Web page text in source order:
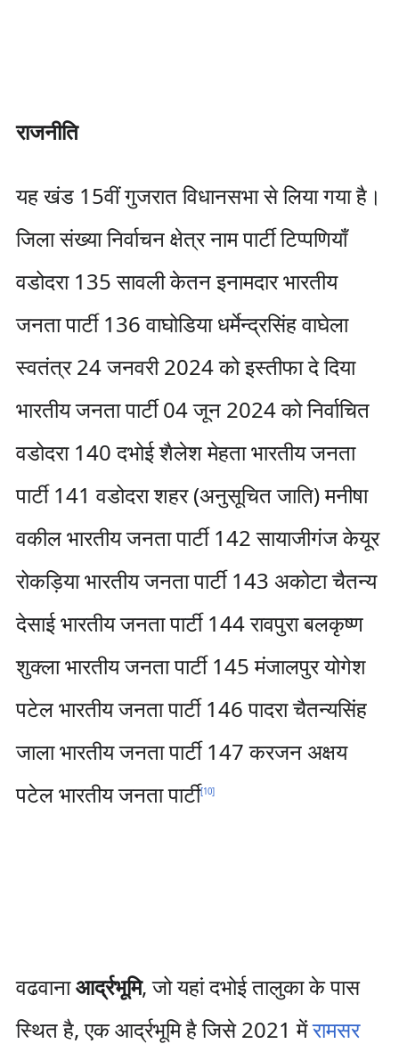
राजनीति
यह खंड 15वीं गुजरात विधानसभा से लिया गया है।
जिला संख्या निर्वाचन क्षेत्र नाम पार्टी टिप्पणियाँ
वडोदरा 135 सावली केतन इनामदार भारतीय
जनता पार्टी 136 वाघोडिया धर्मेन्द्रसिंह वाघेला
स्वतंत्र 24 जनवरी 2024 को इस्तीफा दे दिया
भारतीय जनता पार्टी 04 जून 2024 को निर्वाचित
वडोदरा 140 दभोई शैलेश मेहता भारतीय जनता
पार्टी 141 वडोदरा शहर (अनुसूचित जाति) मनीषा
वकील भारतीय जनता पार्टी 142 सायाजीगंज केयूर
रोकड़िया भारतीय जनता पार्टी 143 अकोटा चैतन्य
देसाई भारतीय जनता पार्टी 144 रावपुरा बलकृष्ण
शुक्ला भारतीय जनता पार्टी 145 मंजालपुर योगेश
पटेल भारतीय जनता पार्टी 146 पादरा चैतन्यसिंह
जाला भारतीय जनता पार्टी 147 करजन अक्षय
पटेल भारतीय जनता पार्टी[10]
वढवानाआर्द्रभूमि, जो यहां दभोई तालुका के पास
स्थित है, एक आर्द्रभूमि है जिसे 2021 मेंरामसर